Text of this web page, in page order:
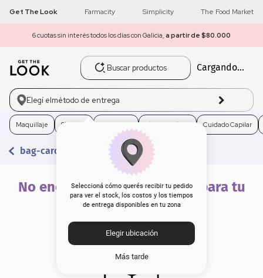
Get The Look Farmacity Simplicity The Food Market
6 cuotas sin interés todos los días con Galicia, a partir de $80.000
Buscar productos
Cargando...
Elegí elmétodo de entrega
Seleccioná cómo querés recibir tu pedido
para ver el stock, los costos y los tiempos
de entrega disponibles en tu zona
Elegir ubicación
Más tarde
Maquillaje Skincare Electro Belleza Cuidado Capilar
bag-carolina-herrera-regalo-por-compra
No encontramos resultados para tu
búsqueda
1 get the look
2 máscara pestañas
brochas
4. loreal